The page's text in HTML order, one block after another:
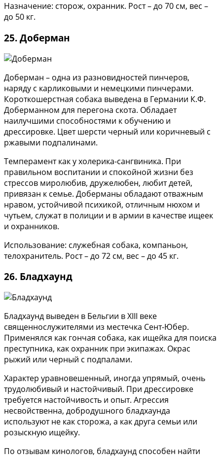
Назначение: сторож, охранник. Рост – до 70 см, вес –
до 50 кг.
25. Доберман
Доберман – одна из разновидностей пинчеров,
наряду с карликовыми и немецкими пинчерами.
Короткошерстная собака выведена в Германии К.Ф.
Доберманном для перегона скота. Обладает
наилучшими способностями к обучению и
дрессировке. Цвет шерсти черный или коричневый с
ржавыми подпалинами.
Темперамент как у холерика-сангвиника. При
правильном воспитании и спокойной жизни без
стрессов миролюбив, дружелюбен, любит детей,
привязан к семье. Доберманы обладают отважным
нравом, устойчивой психикой, отличным нюхом и
чутьем, служат в полиции и в армии в качестве ищеек
и охранников.
Использование: служебная собака, компаньон,
телохранитель. Рост – до 72 см, вес – до 45 кг.
26. Бладхаунд
Бладхаунд выведен в Бельгии в XIII веке
священнослужителями из местечка Сент-Юбер.
Применялся как гончая собака, как ищейка для поиска
преступника, как охранник при экипажах. Окрас
рыжий или черный с подпалами.
Характер уравновешенный, иногда упрямый, очень
трудолюбивый и настойчивый. При дрессировке
требуется настойчивость и опыт. Агрессия
несвойственна, добродушного бладхаунда
используют не как сторожа, а как друга семьи или
розыскную ищейку.
По отзывам кинологов, бладхаунд способен найти